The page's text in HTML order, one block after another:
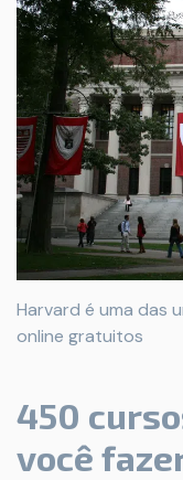
Harvard é uma das
online gratuitos
450
você